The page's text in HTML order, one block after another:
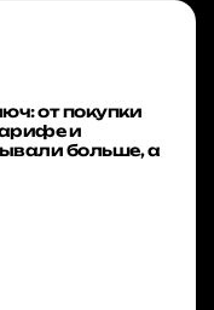
от покупки
и
больше, а